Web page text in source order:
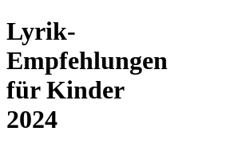
Lyrik-
Empfehlungen
für Kinder
2024